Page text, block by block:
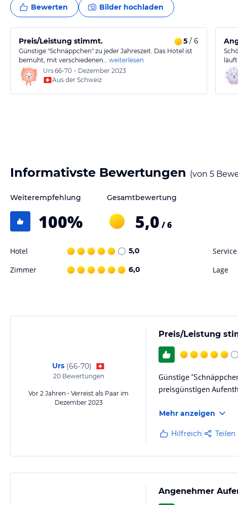
Bewerten Bilder hochladen
Preis/Leistung stimmt. 5 / 6
Günstige "Schnäppchen" zu jeder Jahreszeit. Das Hotel ist
bemüht, mit verschiedenen… weiterlesen
Urs66-70 • Dezember 2023
Aus der Schweiz
Informativste Bewertungen (von 5
Weiterempfehlung
100%
Gesamtbewertung
5,0 / 6
Hotel 5,0 Service
Zimmer 6,0 Lage
Urs (66-70)
20Bewertungen
Vor 2 Jahren • Verreist als Paar im
Dezember 2023
Preis/Leistung
Günstige
preisgünstigen
Mehr anzeigen
Hilfreich Teilen
Angenehmer